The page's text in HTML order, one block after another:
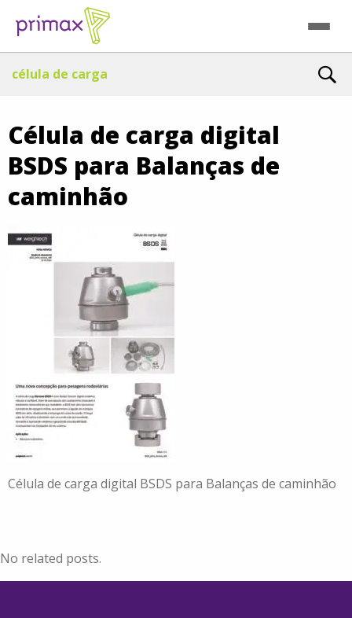
célula de carga
Célula de carga digital
BSDS para Balanças de
caminhão
Célula de carga digital BSDS para Balanças de caminhão
No related posts.